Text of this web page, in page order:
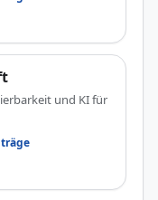
und KI für